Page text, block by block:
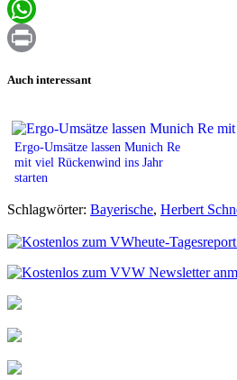
Email
WhatsApp
Auch interessant
Ergo-Umsätze lassen Munich Re
mit viel Rückenwind ins Jahr
starten
Schlagwörter: Bayerische, Herbert